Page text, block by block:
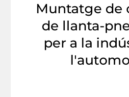
Muntatge de
de llanta-
per a la